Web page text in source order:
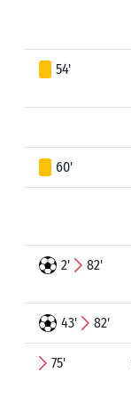
54'
60'
2' 82'
43' 82'
75'